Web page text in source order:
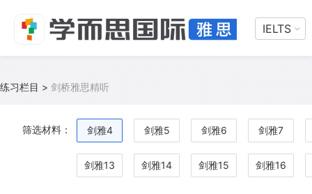
IELTS
练习栏目 > 剑桥雅思精听
筛选材料： 剑雅4 剑雅5 剑雅6 剑雅7
剑雅13 剑雅14 剑雅15 剑雅16